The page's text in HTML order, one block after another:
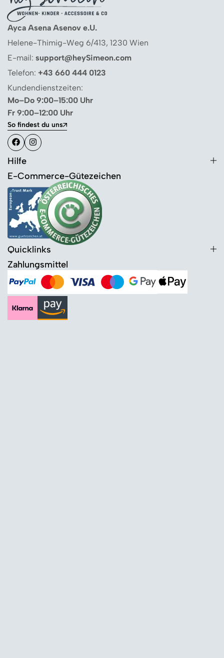
Ayca Asena Asenov e.U.
Helene-Thimig-Weg 6/413, 1230 Wien
E-mail: support@heySimeon.com
Telefon: +43 660 444 0123
Kundendienstzeiten:
Mo–Do 9:00–15:00 Uhr
Fr 9:00–12:00 Uhr
So findest du uns
Hilfe
E-Commerce-Gütezeichen
Quicklinks
Zahlungsmittel